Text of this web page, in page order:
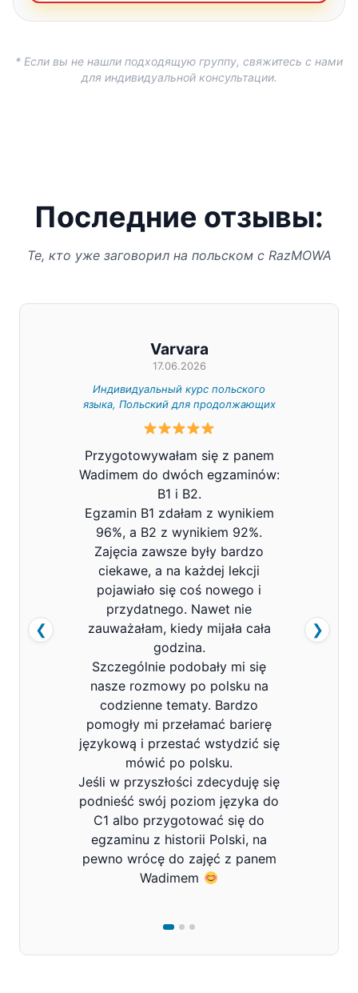
* Если вы не нашли подходящую группу, свяжитесь с нами
для индивидуальной консультации.
Последние отзывы:
Те, кто уже заговорил на польском с RazMOWA
Varvara
17.06.2026
Индивидуальный курс польского
языка, Польский для продолжающих
Przygotowywałam się z panem
Wadimem do dwóch egzaminów:
B1 i B2.
Egzamin B1 zdałam z wynikiem
96%, a B2 z wynikiem 92%.
Zajęcia zawsze były bardzo
ciekawe, a na każdej lekcji
pojawiało się coś nowego i
przydatnego. Nawet nie
zauważałam, kiedy mijała cała
godzina.
Szczególnie podobały mi się
nasze rozmowy po polsku na
codzienne tematy. Bardzo
pomogły mi przełamać barierę
językową i przestać wstydzić się
mówić po polsku.
Jeśli w przyszłości zdecyduję się
podnieść swój poziom języka do
C1 albo przygotować się do
egzaminu z historii Polski, na
pewno wrócę do zajęć z panem
Wadimem
❮ ❯